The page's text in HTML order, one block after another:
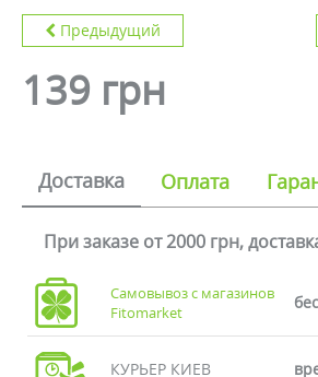
Предыдущий
139 грн
Доставка Оплата
При заказе от 2000 грн,
Самовывоз с магазинов
Fitomarket
КУРЬЕР КИЕВ